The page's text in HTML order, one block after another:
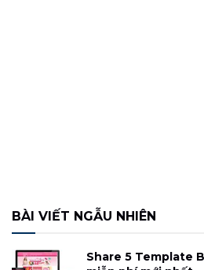
BÀI VIẾT NGẪU NHIÊN
Share 5 Template